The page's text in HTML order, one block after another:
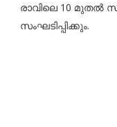
രാവിലെ 10
സംഘടിപ്പിക്കും.